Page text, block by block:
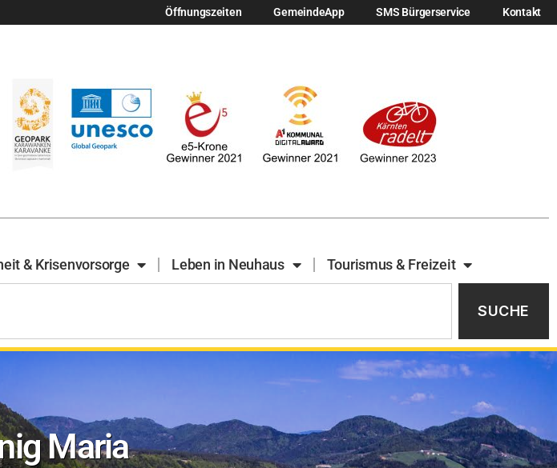
Öffnungszeiten GemeindeApp SMS Bürgerservice Kontakt
& Krisenvorsorge Leben in Neuhaus Tourismus & Freizeit
SUCHE
Maria